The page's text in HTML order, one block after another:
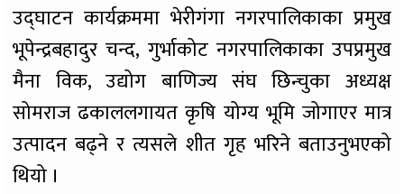
उद्घाटन कार्यक्रममा भेरीगंगा नगरपालिकाका प्रमुख
भूपेन्द्रबहादुर चन्द, गुर्भाकोट नगरपालिकाका उपप्रमुख
मैना विक, उद्योग बाणिज्य संघ छिन्चुका अध्यक्ष
सोमराज ढकाललगायत कृषि योग्य भूमि जोगाएर मात्र
उत्पादन बढ्ने र त्यसले शीत गृह भरिने बताउनुभएको
थियो ।